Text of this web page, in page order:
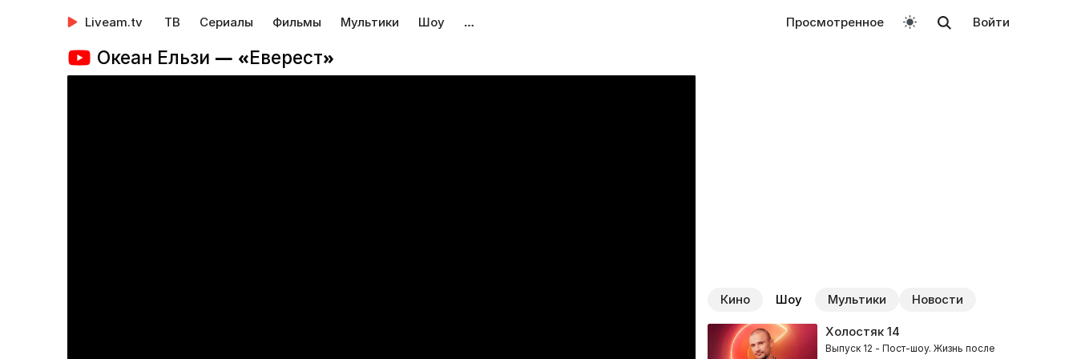
Liveam.tv ТВ Сериалы Фильмы Мультики Шоу … Просмотренное Войти
Океан Ельзи — «Еверест»
Кино Шоу Мультики Новости
Холостяк14
Выпуск 12 - Пост-шоу. Жизнь после